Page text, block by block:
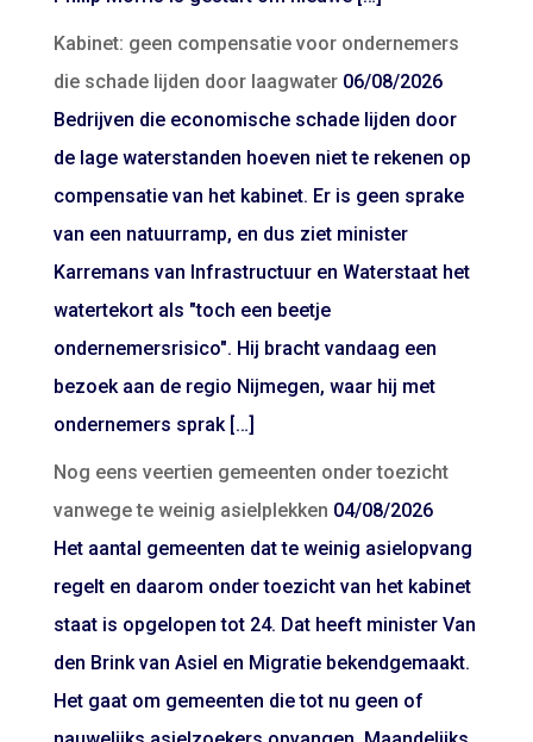
Kabinet: geen compensatie voor ondernemers
die schade lijden door laagwater 06/08/2026
Bedrijven die economische schade lijden door
de lage waterstanden hoeven niet te rekenen op
compensatie van het kabinet. Er is geen sprake
van een natuurramp, en dus ziet minister
Karremans van Infrastructuur en Waterstaat het
watertekort als "toch een beetje
ondernemersrisico". Hij bracht vandaag een
bezoek aan de regio Nijmegen, waar hij met
ondernemers sprak […]
Nog eens veertien gemeenten onder toezicht
vanwege te weinig asielplekken 04/08/2026
Het aantal gemeenten dat te weinig asielopvang
regelt en daarom onder toezicht van het kabinet
staat is opgelopen tot 24. Dat heeft minister Van
den Brink van Asiel en Migratie bekendgemaakt.
Het gaat om gemeenten die tot nu geen of